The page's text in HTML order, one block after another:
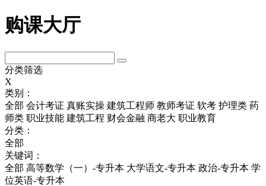
购课大厅
分类筛选
X
类别：
全部 会计考证 真账实操 建筑工程师 教师考证 软考 护理类 药
师类 职业技能 建筑工程 财会金融 商老大 职业教育
分类：
全部
关键词：
全部 高等数学（一）-专升本 大学语文-专升本 政治-专升本 学
位英语-专升本